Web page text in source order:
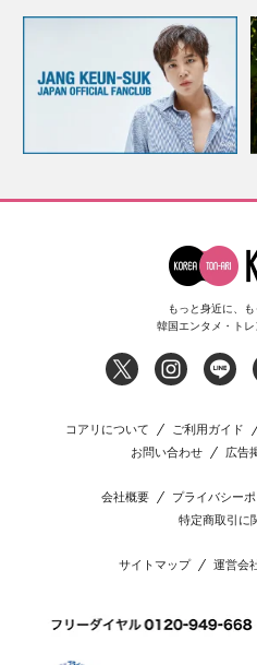
もっと身近に、も
韓国エンタメ・トレ
コアリについて ご利用ガイド
お問い合わせ
広告
会社概要 プライバシー
特定商取引に
サイトマップ 運営会